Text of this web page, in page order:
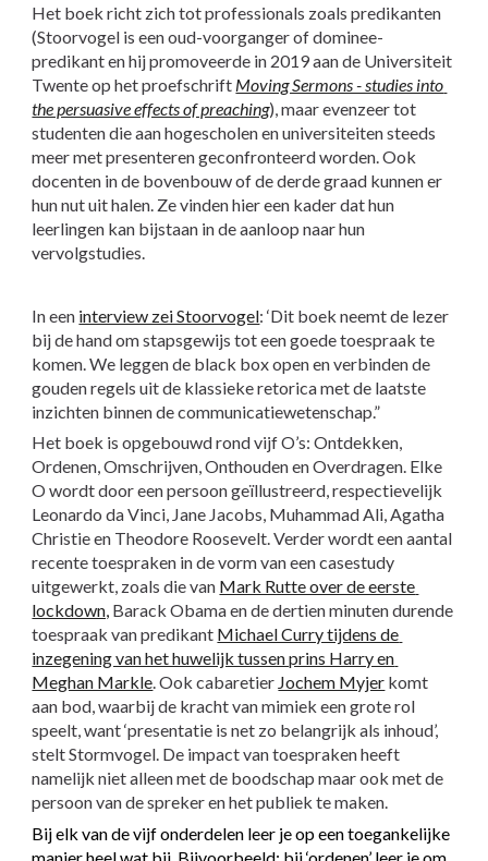
Het boek richt zich tot professionals zoals predikanten
(Stoorvogel is een oud-voorganger of dominee-
predikant en hij promoveerde in 2019 aan de Universiteit
Twente op het proefschrift Moving Sermons - studies into
the persuasive effects of preaching), maar evenzeer tot
studenten die aan hogescholen en universiteiten steeds
meer met presenteren geconfronteerd worden. Ook
docenten in de bovenbouw of de derde graad kunnen er
hun nut uit halen. Ze vinden hier een kader dat hun
leerlingen kan bijstaan in de aanloop naar hun
vervolgstudies.
In een interview zei Stoorvogel: ‘Dit boek neemt de lezer
bij de hand om stapsgewijs tot een goede toespraak te
komen. We leggen de black box open en verbinden de
gouden regels uit de klassieke retorica met de laatste
inzichten binnen de communicatiewetenschap.”
Het boek is opgebouwd rond vijf O’s: Ontdekken,
Ordenen, Omschrijven, Onthouden en Overdragen. Elke
O wordt door een persoon geïllustreerd, respectievelijk
Leonardo da Vinci, Jane Jacobs, Muhammad Ali, Agatha
Christie en Theodore Roosevelt. Verder wordt een aantal
recente toespraken in de vorm van een casestudy
uitgewerkt, zoals die van Mark Rutte over de eerste
lockdown, Barack Obama en de dertien minuten durende
toespraak van predikant Michael Curry tijdens de
inzegening van het huwelijk tussen prins Harry en
Meghan Markle. Ook cabaretier Jochem Myjer komt
aan bod, waarbij de kracht van mimiek een grote rol
speelt, want ‘presentatie is net zo belangrijk als inhoud’,
stelt Stormvogel. De impact van toespraken heeft
namelijk niet alleen met de boodschap maar ook met de
persoon van de spreker en het publiek te maken.
Bij elk van de vijf onderdelen leer je op een toegankelijke